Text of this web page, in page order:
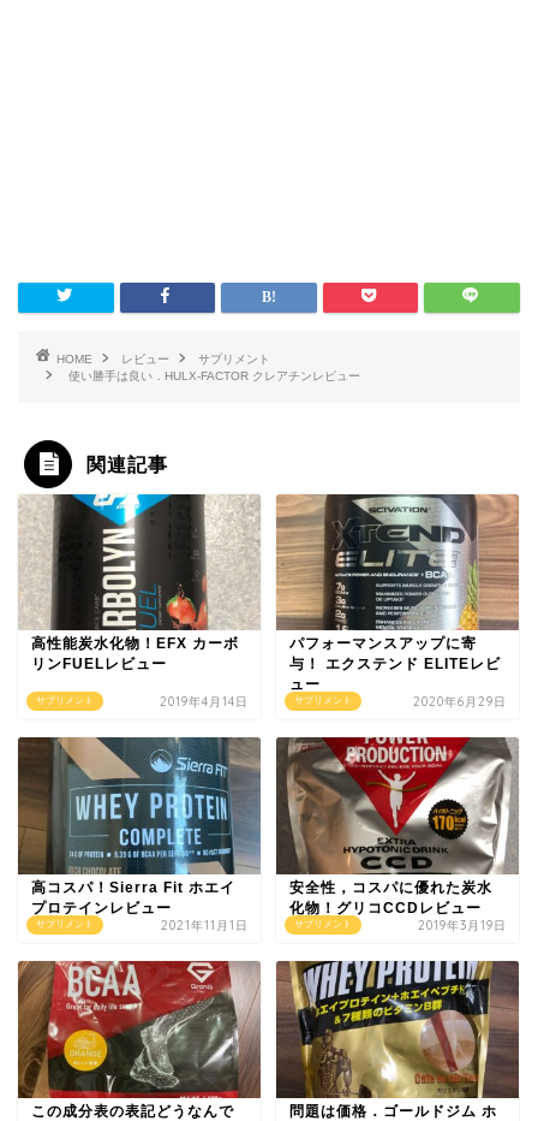
HOME レビュー
サプリメント
使い勝手は良い．HULX-FACTOR クレアチンレビュー
関連記事
サプリメント
高性能炭水化物！EFX カーボ
リンFUELレビュー
2019年4月14日 サプリメント
パフォーマンスアップに寄
与！ エクステンド ELITEレビ
ュー
2020年6月29日
サプリメント
高コスパ！Sierra Fit ホエイ
プロテインレビュー
2021年11月1日 サプリメント
安全性，コスパに優れた炭水
化物！グリコCCDレビュー
2019年3月19日
この成分表の表記どうなんで
問題は価格．ゴールドジム ホ